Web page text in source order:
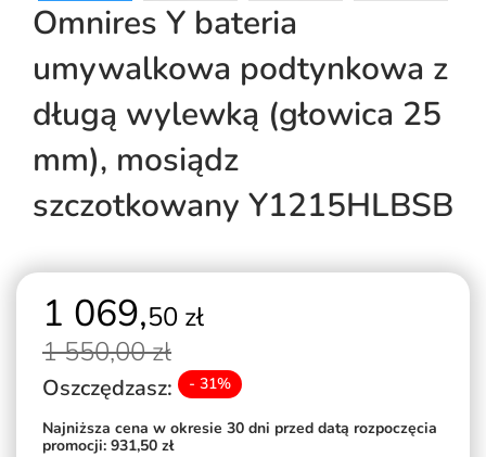
Omnires Y bateria
umywalkowa podtynkowa z
długą wylewką (głowica 25
mm), mosiądz
szczotkowany Y1215HLBSB
1 069,50 zł
1 550,00 zł
Oszczędzasz: - 31%
Najniższa cena w okresie 30 dni przed datą rozpoczęcia
promocji: 931,50 zł